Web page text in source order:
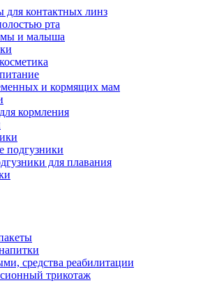
для контактных линз
рта
и малыша
и кормящих мам
кормления
подгузники
для плавания
средства реабилитации
трикотаж